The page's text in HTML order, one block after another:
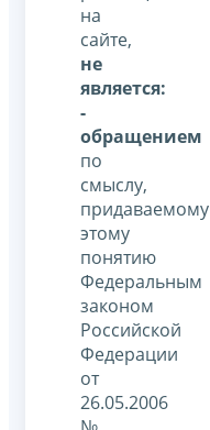
на
сайте,
не
является:
-
обращением
по
смыслу,
придаваемому
этому
понятию
Федеральным
законом
Российской
Федерации
от
26.05.2006